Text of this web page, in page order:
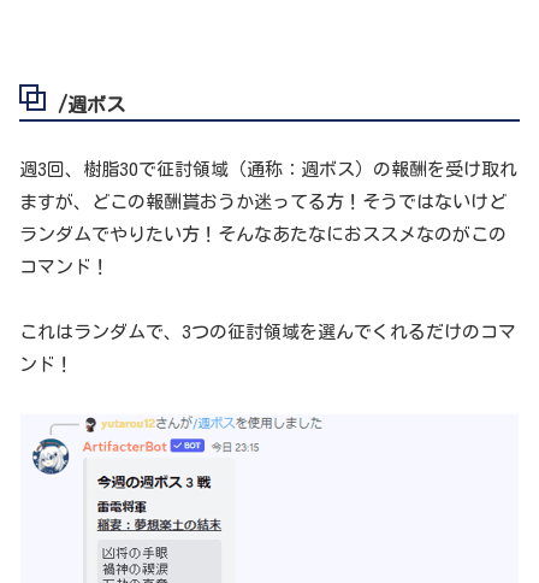
/週ボス
週3回、樹脂30で征討領域（通称：週ボス）の報酬を受け取れ
ますが、どこの報酬貰おうか迷ってる方！そうではないけど
ランダムでやりたい方！そんなあたなにおススメなのがこの
コマンド！
これはランダムで、3つの征討領域を選んでくれるだけのコマ
ンド！